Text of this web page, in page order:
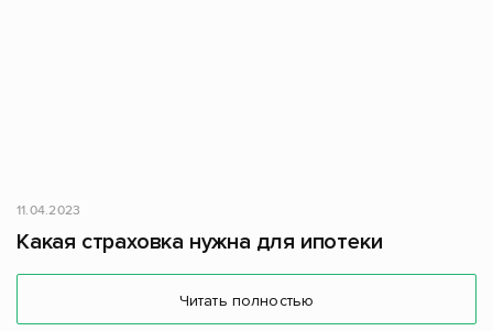
11.04.2023
Какая страховка нужна для ипотеки
Читать полностью